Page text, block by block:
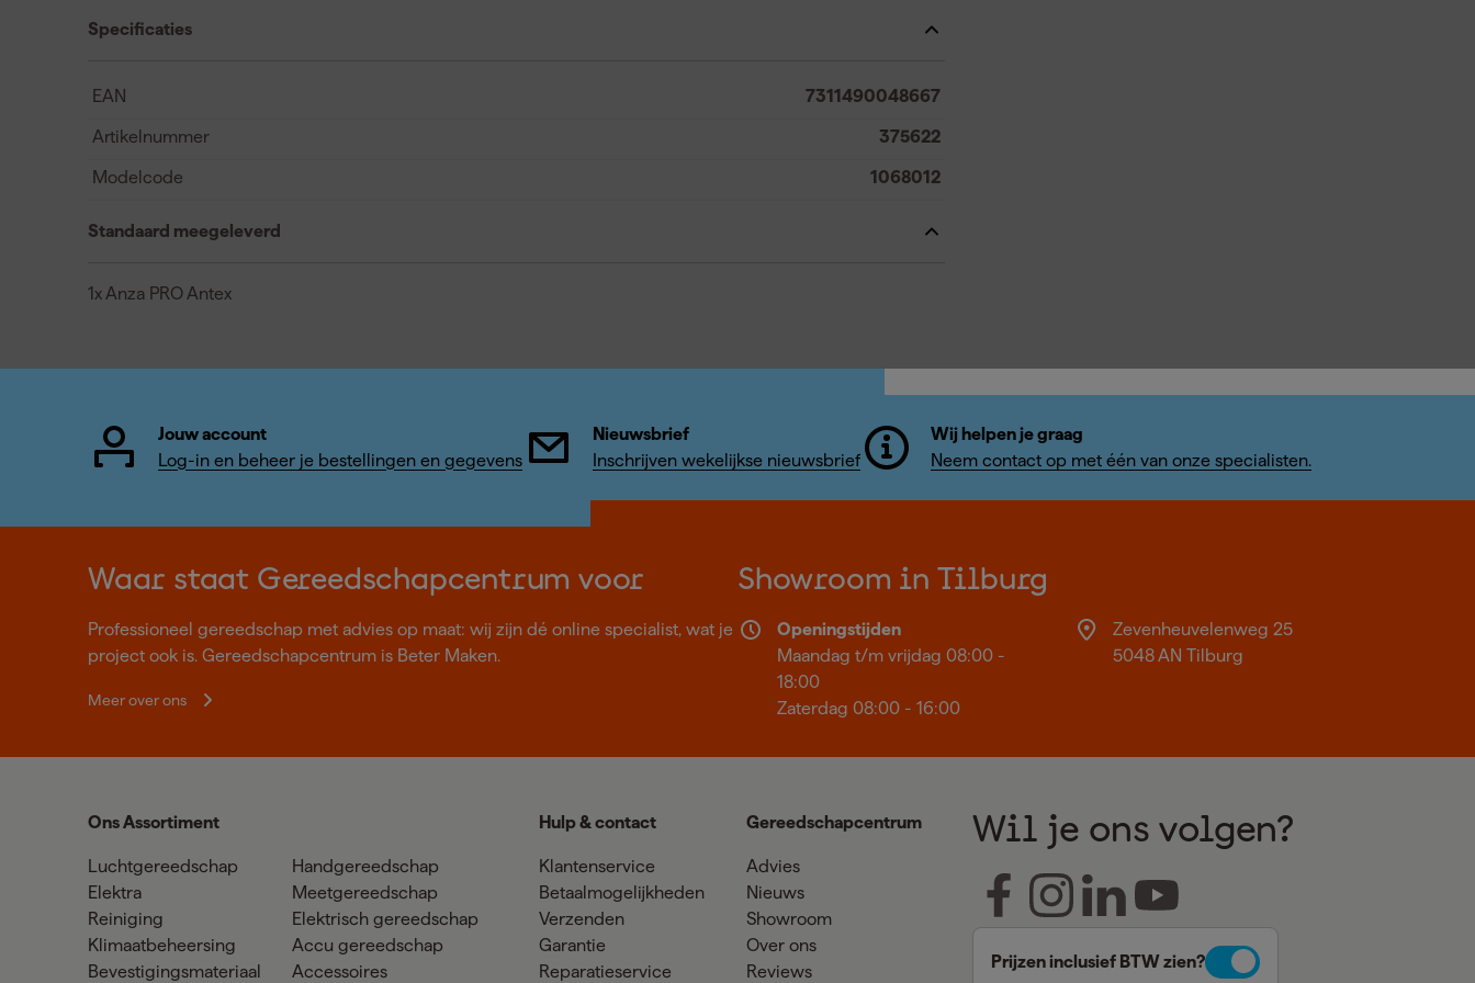
Specificaties
EAN 7311490048667
Artikelnummer 375622
Modelcode 1068012
Standaard meegeleverd
1x Anza PRO Antex
Jouw account
Log-in en beheer je bestellingen en gegevens
Nieuwsbrief
Inschrijven wekelijkse nieuwsbrief
Wij helpen je graag
Neem contact op met één van onze specialisten.
Waar staat Gereedschapcentrum voor
Professioneel gereedschap met advies op maat: wij zijn dé online specialist, wat je
project ook is. Gereedschapcentrum is Beter Maken.
Meer over ons
Showroom in Tilburg
Openingstijden
Maandag t/m vrijdag 08:00 -
18:00
Zaterdag 08:00 - 16:00
Zevenheuvelenweg 25
5048 AN Tilburg
Ons Assortiment
Luchtgereedschap
Elektra
Reiniging
Klimaatbeheersing
Bevestigingsmateriaal
Handgereedschap
Meetgereedschap
Elektrisch gereedschap
Accu gereedschap
Accessoires
Hulp & contact
Klantenservice
Betaalmogelijkheden
Verzenden
Garantie
Reparatieservice
Gereedschapcentrum
Advies
Nieuws
Showroom
Over ons
Reviews
Wil je ons volgen?
Prijzen inclusief BTW zien?